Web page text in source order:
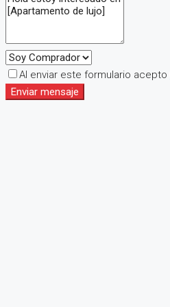
Al enviar este formulario acepto
Enviar mensaje